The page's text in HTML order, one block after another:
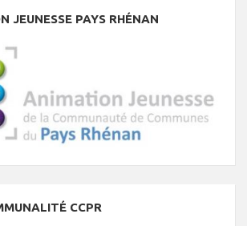
JEUNESSE PAYS RHÉNAN
CCPR